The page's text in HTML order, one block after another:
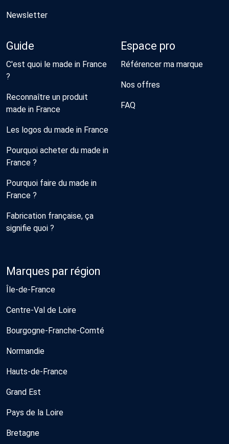
Newsletter
Guide
C'est quoi le made in France
?
Reconnaître un produit
made in France
Les logos du made in France
Pourquoi acheter du made in
France ?
Pourquoi faire du made in
France ?
Fabrication française, ça
signifie quoi ?
Espace pro
Référencer ma marque
Nos offres
FAQ
Marques par région
Île-de-France
Centre-Val de Loire
Bourgogne-Franche-Comté
Normandie
Hauts-de-France
Grand Est
Pays de la Loire
Bretagne